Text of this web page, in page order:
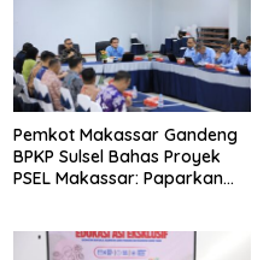
Pemkot Makassar Gandeng
BPKP Sulsel Bahas Proyek
PSEL Makassar: Paparkan